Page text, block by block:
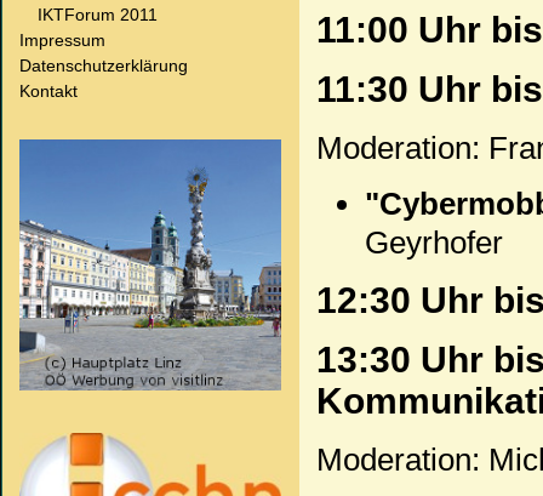
IKTForum 2011
Impressum
Datenschutzerklärung
Kontakt
11:00 Uhr
11:30 Uhr
Moderation:
Geyrhofer
12:30 Uhr
13:30 Uhr
Moderation: